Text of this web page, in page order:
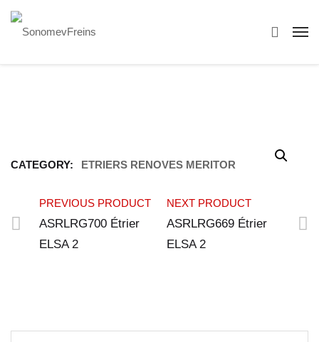
CATEGORY: ETRIERS RENOVES MERITOR
PREVIOUS PRODUCT
ASRLRG700 Étrier
ELSA 2
NEXT PRODUCT
ASRLRG669 Étrier
ELSA 2